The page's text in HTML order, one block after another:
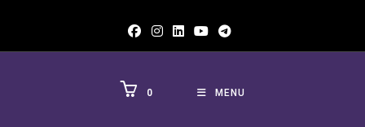
0 MENU